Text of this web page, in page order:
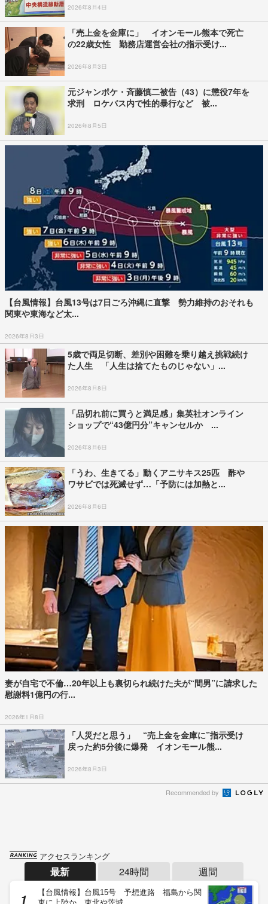
2026年8月4日
「売上金を金庫に」 イオンモール熊本で死亡
の22歳女性 勤務店運営会社の指示受け...
2026年8月3日
元ジャンポケ・斉藤慎二被告（43）に懲役7年を
求刑 ロケバス内で性的暴行など 被...
2026年8月5日
【台風情報】台風13号は7日ごろ沖縄に直撃 勢力維持のおそれも
関東や東海など太...
2026年8月3日
5歳で両足切断、差別や困難を乗り越え挑戦続け
た人生 「人生は捨てたものじゃない」...
2026年8月8日
「品切れ前に買うと満足感」集英社オンライン
ショップで“43億円分”キャンセルか ...
2026年8月6日
「うわ、生きてる」動くアニサキス25匹 酢や
ワサビでは死滅せず…「予防には加熱と...
2026年8月6日
妻が自宅で不倫…20年以上も裏切られ続けた夫が“間男”に請求した
慰謝料1億円の行...
2026年1月8日
「人災だと思う」 “売上金を金庫に”指示受け
戻った約5分後に爆発 イオンモール熊...
2026年8月3日
Recommended by
アクセスランキング
最新 24時間 週間
【台風情報】台風15号 予想進路 福島から関